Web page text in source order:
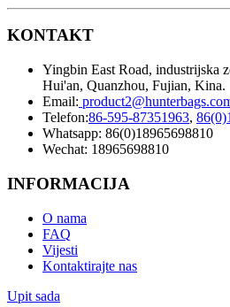
KONTAKT
Yingbin East Road, industrijska
Hui'an, Quanzhou, Fujian, Kina.
Email:
Telefon:86-595-87351963,
Whatsapp: 86(0)18965698810
Wechat: 18965698810
INFORMACIJA
O nama
FAQ
Vijesti
Kontaktirajte nas
Upit sada